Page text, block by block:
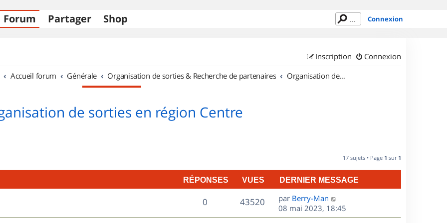
Forum Partager Shop Connexion
Connexion
Inscription
Accueil forum Générale Organisation de sorties & Recherche de partenaires Organisation de sorties en région Centre
de sorties en région Centre
17 sujets • Page 1 sur 1
RÉPONSES VUES DERNIER MESSAGE
0R
é
43520V
u
D
e
r
par Berry-Man
08 mai 2023, 18:45